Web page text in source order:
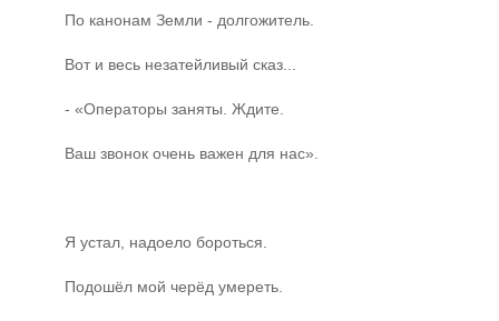
По канонам Земли - долгожитель.
Вот и весь незатейливый сказ...
- «Операторы заняты. Ждите.
Ваш звонок очень важен для нас».
Я устал, надоело бороться.
Подошёл мой черёд умереть.